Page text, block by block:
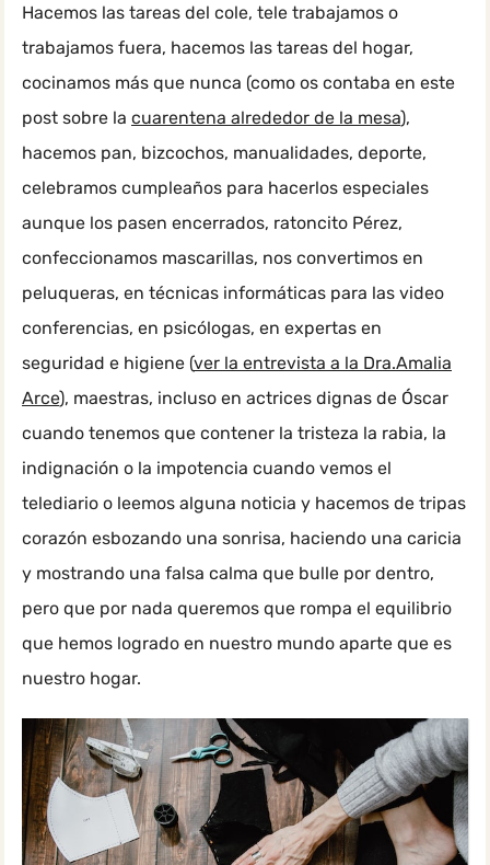
Hacemos las tareas del cole, tele trabajamos o
trabajamos fuera, hacemos las tareas del hogar,
cocinamos más que nunca (como os contaba en este
post sobre la cuarentena alrededor de la mesa),
hacemos pan, bizcochos, manualidades, deporte,
celebramos cumpleaños para hacerlos especiales
aunque los pasen encerrados, ratoncito Pérez,
confeccionamos mascarillas, nos convertimos en
peluqueras, en técnicas informáticas para las video
conferencias, en psicólogas, en expertas en
seguridad e higiene (ver la entrevista a la Dra.Amalia
Arce), maestras, incluso en actrices dignas de Óscar
cuando tenemos que contener la tristeza la rabia, la
indignación o la impotencia cuando vemos el
telediario o leemos alguna noticia y hacemos de tripas
corazón esbozando una sonrisa, haciendo una caricia
y mostrando una falsa calma que bulle por dentro,
pero que por nada queremos que rompa el equilibrio
que hemos logrado en nuestro mundo aparte que es
nuestro hogar.